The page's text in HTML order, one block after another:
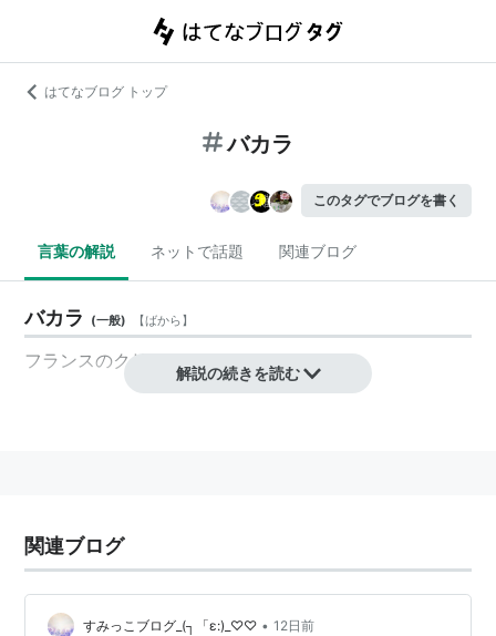
はてなブログ トップ
バカラ
このタグでブログを書く
言葉の解説 ネットで話題 関連ブログ
バカラ (一般) 【ばから】
フランスのクリスタル・メーカー。
解説の続きを読む
関連ブログ
すみっこブログ_(┐「ε:)_♡♡ • 12日前